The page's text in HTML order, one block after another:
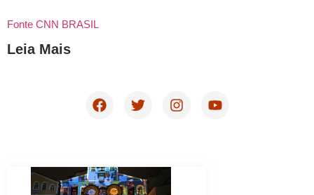
Fonte CNN BRASIL
Leia Mais